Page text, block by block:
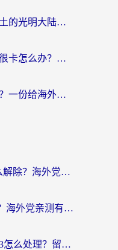
在异国他乡，寻找连接故土的光明大陆免费加速器
在海外玩坦克世界闪击战很卡怎么办？老玩家亲测有效的加速器选择指南
欧洲怎么玩新诛仙不卡顿？一份给海外游子的国服游戏畅玩指南
优酷手机app地域限制怎么解除？海外党亲测有效的追剧方案
全民K歌国外如何听原唱？海外党亲测有效的回国加速器选择指南
在海外如果使用交管12123怎么处理？留学生亲测有效的回国加速方案